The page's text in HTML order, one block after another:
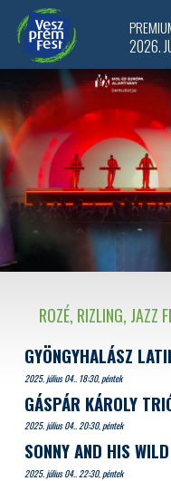
ROZÉ, RIZLING, JAZZ
GYÖNGYHALÁSZ
2025. július 04.. 18:30, péntek
GÁSPÁR KÁROLY
2025. július 04.. 20:30, péntek
SONNY AND HIS
2025. július 04.. 22:30, péntek
2026.